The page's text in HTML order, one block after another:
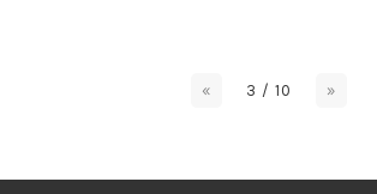
« 3 / 10 »